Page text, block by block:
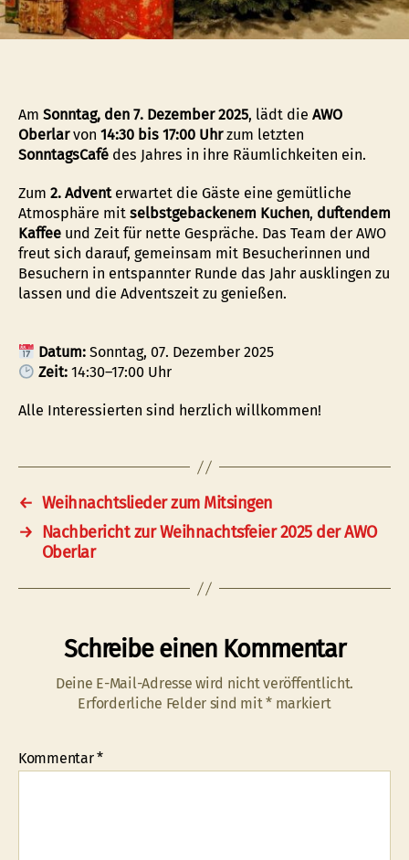
Am Sonntag, den 7. Dezember 2025, lädt die AWO
Oberlarvon 14:30 bis 17:00 Uhrzum letzten
SonntagsCafé des Jahres in ihre Räumlichkeiten ein.
Zum 2. Adventerwartet die Gäste eine gemütliche
Atmosphäre mit selbstgebackenem Kuchen, duftendem
Kaffee und Zeit für nette Gespräche. Das Team der AWO
freut sich darauf, gemeinsam mit Besucherinnen und
Besuchern in entspannter Runde das Jahr ausklingen zu
lassen und die Adventszeit zu genießen.
Datum: Sonntag, 07. Dezember 2025
Zeit: 14:30–17:00 Uhr
Alle Interessierten sind herzlich willkommen!
← Weihnachtslieder zum Mitsingen
→ Nachbericht zur Weihnachtsfeier 2025 der AWO
Oberlar
Schreibe einen Kommentar
Deine E-Mail-Adresse wird nicht veröffentlicht.
Erforderliche Felder sind mit* markiert
Kommentar*